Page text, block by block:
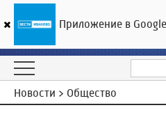
Новости > Общество
Приложение в